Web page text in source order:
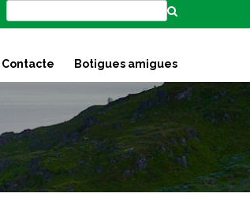
Contacte Botigues amigues